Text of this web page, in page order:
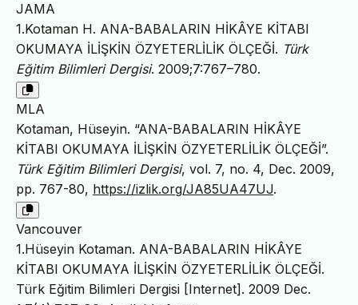
JAMA
1.Kotaman H. ANA-BABALARIN HİKÂYE KİTABI
OKUMAYA İLİŞKİN ÖZYETERLİLİK ÖLÇEĞİ. Türk
Eğitim Bilimleri Dergisi. 2009;7:767–780.
MLA
Kotaman, Hüseyin. “ANA-BABALARIN HİKÂYE
KİTABI OKUMAYA İLİŞKİN ÖZYETERLİLİK ÖLÇEĞİ”.
Türk Eğitim Bilimleri Dergisi, vol. 7, no. 4, Dec. 2009,
pp. 767-80, https://izlik.org/JA85UA47UJ.
Vancouver
1.Hüseyin Kotaman. ANA-BABALARIN HİKÂYE
KİTABI OKUMAYA İLİŞKİN ÖZYETERLİLİK ÖLÇEĞİ.
Türk Eğitim Bilimleri Dergisi [Internet]. 2009 Dec.